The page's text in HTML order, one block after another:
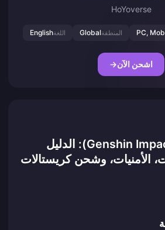
HoYoverse
PC, المنطقةGlobal اللغةEnglish
اشحن الآن→
قنشن إمباكت (Genshin Impact): الدليل
الأمنيات، وشحن كريستالات